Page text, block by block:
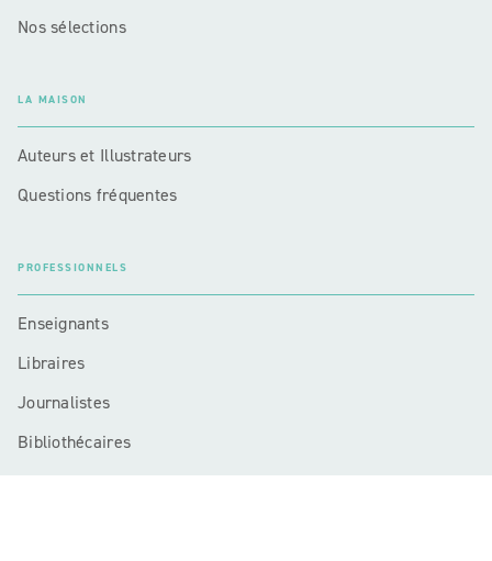
Nos sélections
LA MAISON
Auteurs et Illustrateurs
Questions fréquentes
PROFESSIONNELS
Enseignants
Libraires
Journalistes
Bibliothécaires